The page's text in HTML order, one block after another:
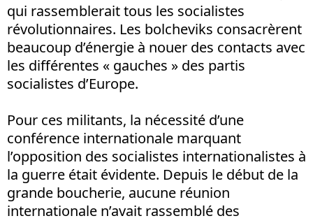
qui rassemblerait tous les socialistes
révolutionnaires. Les bolcheviks consacrèrent
beaucoup d’énergie à nouer des contacts avec
les différentes « gauches » des partis
socialistes d’Europe.
Pour ces militants, la nécessité d’une
conférence internationale marquant
l’opposition des socialistes internationalistes à
la guerre était évidente. Depuis le début de la
grande boucherie, aucune réunion
internationale n’avait rassemblé des